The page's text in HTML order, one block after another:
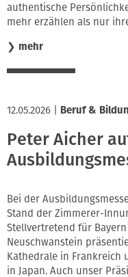
authentische
mehr erzählen als nur
❯ mehr
12.05.2026 Beruf &
Peter Aicher
Bei der
Stand der Zimmerer-
Stellvertretend für
Neuschwanstein
Kathedrale in Frankreich
in Japan. Auch unser